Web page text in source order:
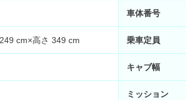
車体番号
cm×高さ 349 cm 乗車定員
キャブ幅
ミッション